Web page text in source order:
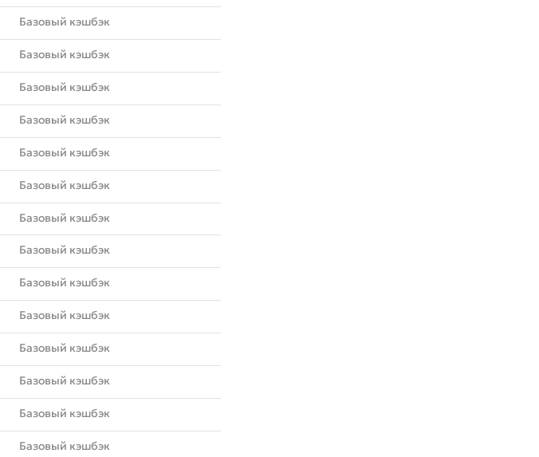
Базовый кэшбэк
Базовый кэшбэк
Базовый кэшбэк
Базовый кэшбэк
Базовый кэшбэк
Базовый кэшбэк
Базовый кэшбэк
Базовый кэшбэк
Базовый кэшбэк
Базовый кэшбэк
Базовый кэшбэк
Базовый кэшбэк
Базовый кэшбэк
Базовый кэшбэк